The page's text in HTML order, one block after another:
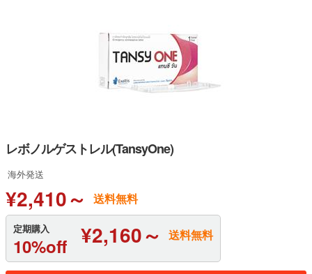
レボノルゲストレル(TansyOne)
海外発送
¥2,410～ 送料無料
定期購入
10%off ¥2,160～ 送料無料